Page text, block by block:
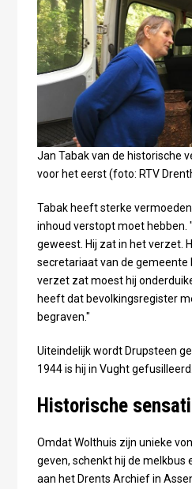
Jan Tabak van de historische
voor het eerst (foto: RTV
Tabak heeft sterke
inhoud verstopt moet hebben.
geweest. Hij zat in het verzet.
secretariaat van de gemeente
verzet zat moest hij
heeft dat bevolkingsregister
begraven."
Uiteindelijk wordt Drupsteen
1944 is hij in Vught gefusilleerd.
Historische
Omdat Wolthuis zijn unieke
geven, schenkt hij de melkbus
aan het Drents Archief in